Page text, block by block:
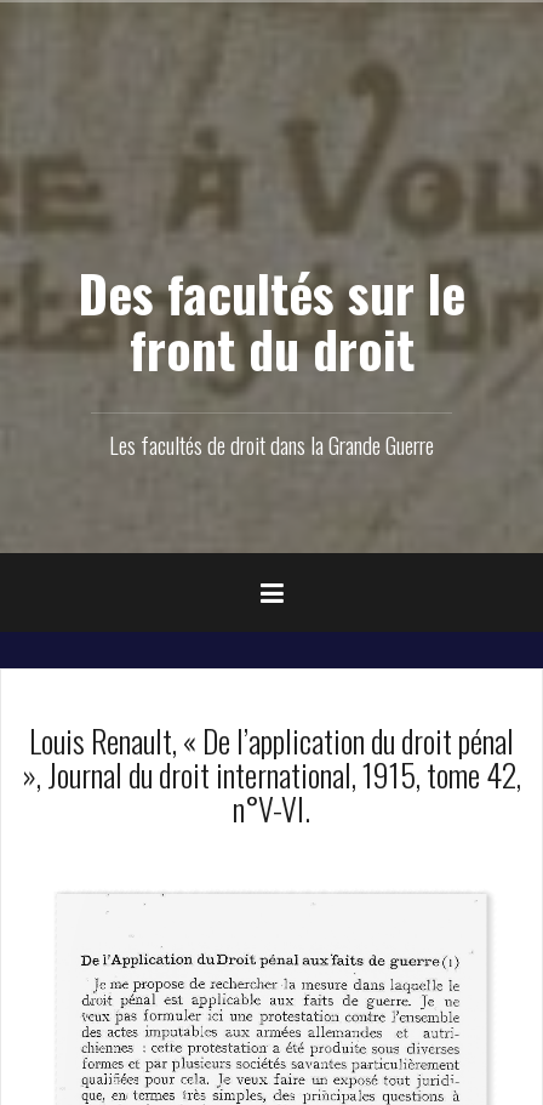
Des facultés sur le
front du droit
Les facultés de droit dans la Grande Guerre
Louis Renault, « De l’application du droit pénal
», Journal du droit international, 1915, tome 42,
n°V-VI.